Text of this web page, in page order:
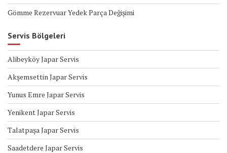
Gömme Rezervuar Yedek Parça Değişimi
Servis Bölgeleri
Alibeyköy Japar Servis
Akşemsettin Japar Servis
Yunus Emre Japar Servis
Yenikent Japar Servis
Talatpaşa Japar Servis
Saadetdere Japar Servis